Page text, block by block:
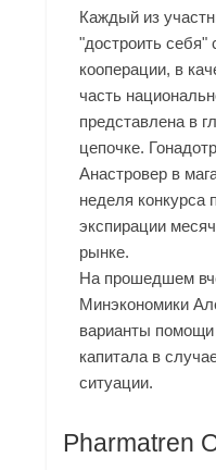
Каждый из
"достроить
кооперации, в
часть
представлена в
цепочке.
Анастровер в
неделя конкурса
экспирации
рынке.
На прошедшем
Минэкономики
варианты
капитала в
ситуации.
Pharmatren